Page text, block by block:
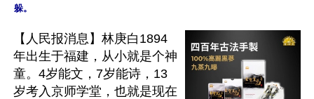
【人民报消息】林庚白1894
年出生于福建，从小就是个神
童。4岁能文，7岁能诗，13
岁考入京师学堂，也就是现在